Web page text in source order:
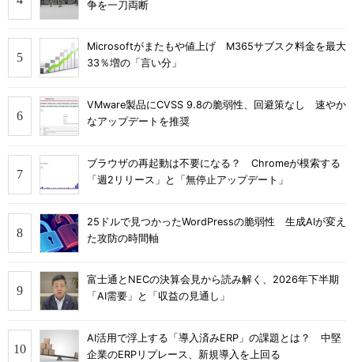
争を一刀両断
Microsoftがまたもや値上げ M365サブスク料金を最大
33％増の「言い分」
VMware製品にCVSS 9.8の脆弱性、回避策なし 速やか
なアップデートを推奨
ブラウザの再起動は不要になる？ Chromeが模索する
「週2リリース」と「無停止アップデート」
25ドルで見つかったWordPressの脆弱性 生成AIが変え
た攻防の時間軸
富士通とNECの決算会見から読み解く、2026年下半期
「AI需要」と「収益の見通し」
AI活用で浮上する「導入済みERP」の課題とは？ 中堅
企業のERPリプレース、新規導入を上回る